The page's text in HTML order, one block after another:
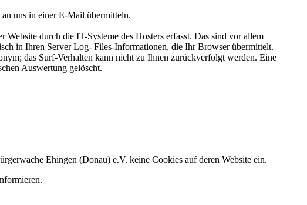
uns in einer E-Mail übermitteln.
durch die IT-Systeme des Hosters erfasst. Das sind vor allem
in Ihren Server Log- Files-Informationen, die Ihr Browser übermittelt.
das Surf-Verhalten kann nicht zu Ihnen zurückverfolgt werden. Eine
Auswertung gelöscht.
Ehingen (Donau) e.V. keine Cookies auf deren Website ein.